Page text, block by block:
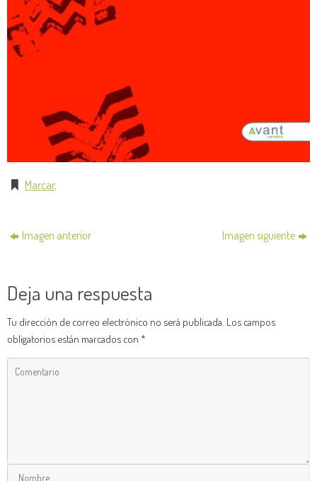
Marcar.
Imagen anterior Imagen siguiente
Deja una respuesta
Tu dirección de correo electrónico no será publicada. Los campos
obligatorios están marcados con *